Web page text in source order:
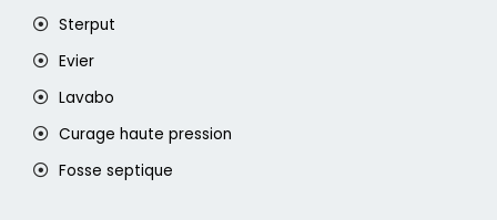
Sterput
Evier
Lavabo
Curage haute pression
Fosse septique